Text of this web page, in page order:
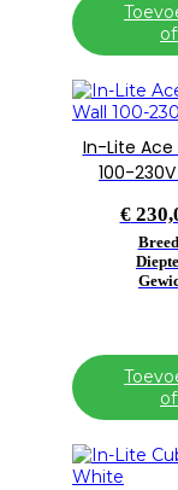
In-Lite Ace
100-
€